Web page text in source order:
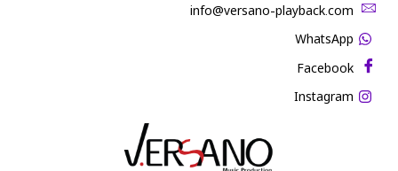
‫info@versano-playback.com‬
WhatsApp
Facebook
Instagram